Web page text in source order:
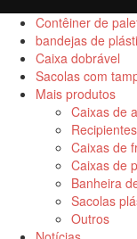
Contêiner de
bandejas de
Caixa dobrável
Sacolas com
Mais produtos
Caixas de
Caixas de
Caixas de
Banheira
Sacolas
Outros